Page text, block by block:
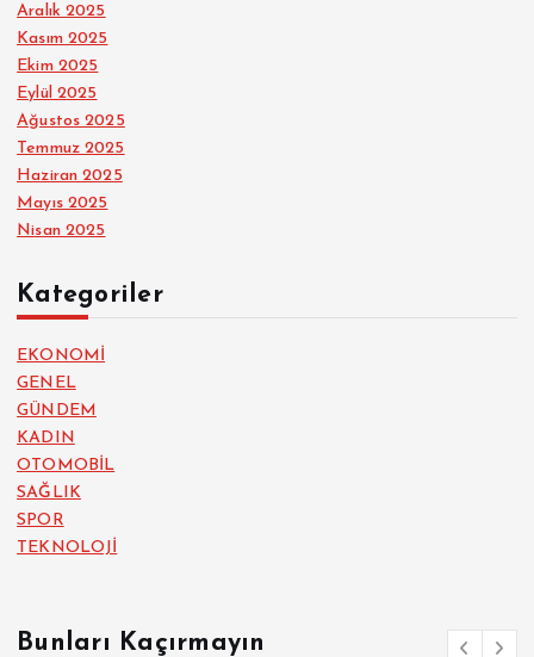
Aralık 2025
Kasım 2025
Ekim 2025
Eylül 2025
Ağustos 2025
Temmuz 2025
Haziran 2025
Mayıs 2025
Nisan 2025
Kategoriler
EKONOMİ
GENEL
GÜNDEM
KADIN
OTOMOBİL
SAĞLIK
SPOR
TEKNOLOJİ
Bunları Kaçırmayın